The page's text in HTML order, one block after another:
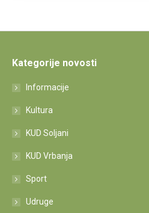
Kategorije novosti
Informacije
Kultura
KUD Soljani
KUD Vrbanja
Sport
Udruge